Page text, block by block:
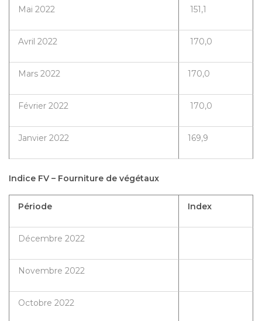
Mai 2022 151,1
Avril 2022 170,0
Mars 2022 170,0
Février 2022 170,0
Janvier 2022 169,9
Indice FV – Fourniture de végétaux
Période Index
Décembre 2022
Novembre 2022
Octobre 2022